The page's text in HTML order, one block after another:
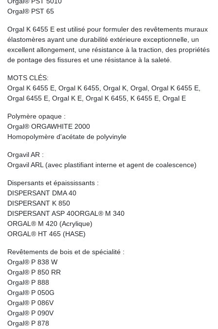
Orgal® PST 65
Orgal K 6455 E est utilisé pour formuler des revêtements muraux
élastomères ayant une durabilité extérieure exceptionnelle, un
excellent allongement, une résistance à la traction, des propriétés
de pontage des fissures et une résistance à la saleté.
MOTS CLÉS:
Orgal K 6455 E, Orgal K 6455, Orgal K, Orgal, Orgal K 6455 E,
Orgal 6455 E, Orgal K E, Orgal K 6455, K 6455 E, Orgal E
Polymère opaque :
Orgal® ORGAWHITE 2000
Homopolymère d'acétate de polyvinyle
Orgavil AR :
Orgavil ARL (avec plastifiant interne et agent de coalescence)
Dispersants et épaississants :
DISPERSANT DMA 40
DISPERSANT K 850
DISPERSANT ASP 40ORGAL® M 340
ORGAL® M 420 (Acrylique)
ORGAL® HT 465 (HASE)
Revêtements de bois et de spécialité :
Orgal® P 838 W
Orgal® P 850 RR
Orgal® P 888
Orgal® P 050G
Orgal® P 086V
Orgal® P 090V
Orgal® P 878